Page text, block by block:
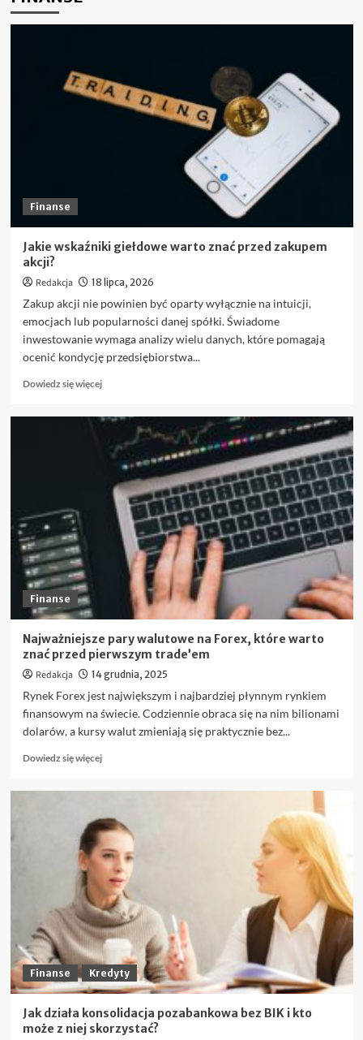
co
nie
żałować?
Finanse
Jakie wskaźniki giełdowe warto znać przed zakupem
akcji?
Redakcja 18 lipca, 2026
Zakup akcji nie powinien być oparty wyłącznie na intuicji,
emocjach lub popularności danej spółki. Świadome
inwestowanie wymaga analizy wielu danych, które pomagają
ocenić kondycję przedsiębiorstwa...
Dowiedz się więcejDowiedz
Jakie
wskaźniki
giełdowe
warto
znać
przed
zakupem
akcji?
Finanse
Najważniejsze pary walutowe na Forex, które warto
znać przed pierwszym trade’em
Redakcja 14 grudnia, 2025
Rynek Forex jest największym i najbardziej płynnym rynkiem
finansowym na świecie. Codziennie obraca się na nim bilionami
dolarów, a kursy walut zmieniają się praktycznie bez...
Dowiedz się więcejDowiedz
Najważniejsze
pary
walutowe
na
Forex,
które
warto
znać
przed
pierwszym
trade’em
Finanse Kredyty
Jak działa konsolidacja pozabankowa bez BIK i kto
może z niej skorzystać?